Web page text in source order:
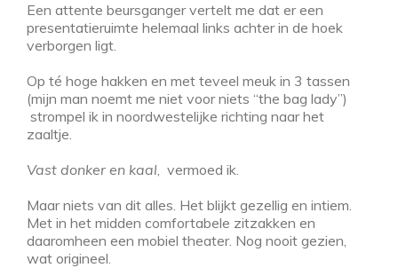
Een attente beursganger vertelt me dat er een
presentatieruimte helemaal links achter in de hoek
verborgen ligt.
Op té hoge hakken en met teveel meuk in 3 tassen
(mijn man noemt me niet voor niets “the bag lady”)
strompel ik in noordwestelijke richting naar het
zaaltje.
Vast donker en kaal, vermoed ik.
Maar niets van dit alles. Het blijkt gezellig en intiem.
Met in het midden comfortabele zitzakken en
daaromheen een mobiel theater. Nog nooit gezien,
wat origineel.